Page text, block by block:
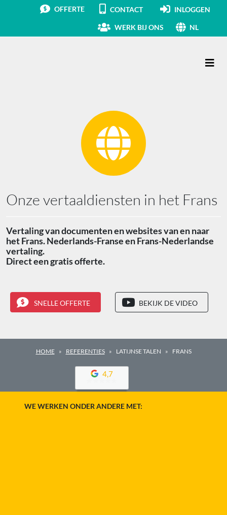
OFFERTE CONTACT INLOGGEN
WERK BIJ ONS NL
Onze vertaaldiensten in het Frans
Vertaling van documenten en websites van en naar
het Frans. Nederlands-Franse en Frans-Nederlandse
vertaling.
Direct een gratis offerte.
SNELLE OFFERTE BEKIJK DE VIDEO
HOME REFERENTIES LATIJNSE TALEN FRANS
4,7
WE WERKEN ONDER ANDERE MET: